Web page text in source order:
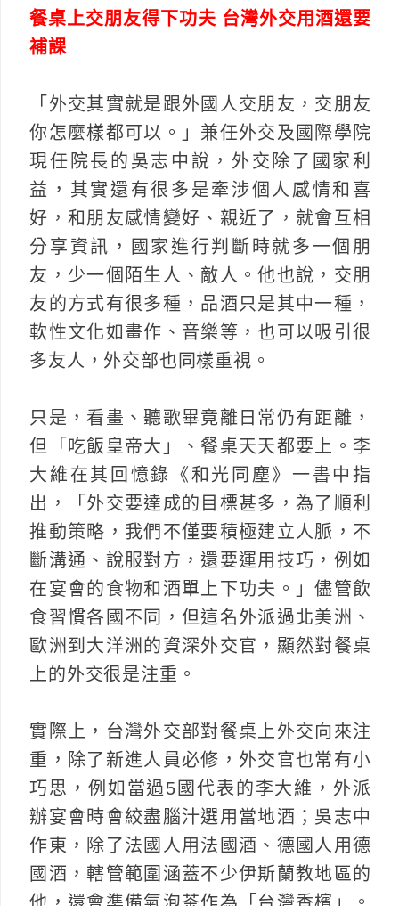
餐桌上交朋友得下功夫 台灣外交用酒還要
補課
「外交其實就是跟外國人交朋友，交朋友
你怎麼樣都可以。」兼任外交及國際學院
現任院長的吳志中說，外交除了國家利
益，其實還有很多是牽涉個人感情和喜
好，和朋友感情變好、親近了，就會互相
分享資訊，國家進行判斷時就多一個朋
友，少一個陌生人、敵人。他也說，交朋
友的方式有很多種，品酒只是其中一種，
軟性文化如畫作、音樂等，也可以吸引很
多友人，外交部也同樣重視。
只是，看畫、聽歌畢竟離日常仍有距離，
但「吃飯皇帝大」、餐桌天天都要上。李
大維在其回憶錄《和光同塵》一書中指
出，「外交要達成的目標甚多，為了順利
推動策略，我們不僅要積極建立人脈，不
斷溝通、說服對方，還要運用技巧，例如
在宴會的食物和酒單上下功夫。」儘管飲
食習慣各國不同，但這名外派過北美洲、
歐洲到大洋洲的資深外交官，顯然對餐桌
上的外交很是注重。
實際上，台灣外交部對餐桌上外交向來注
重，除了新進人員必修，外交官也常有小
巧思，例如當過5國代表的李大維，外派
辦宴會時會絞盡腦汁選用當地酒；吳志中
作東，除了法國人用法國酒、德國人用德
國酒，轄管範圍涵蓋不少伊斯蘭教地區的